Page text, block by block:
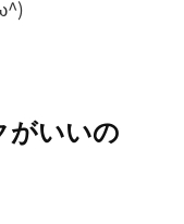
がいいの